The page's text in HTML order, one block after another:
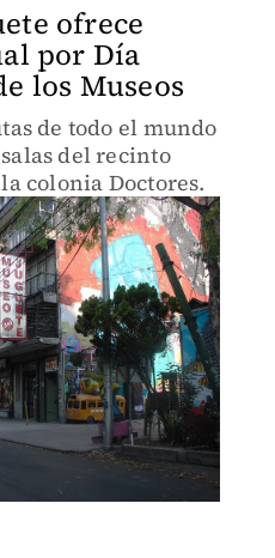
ofrece
por Día
los Museos
de todo el mundo
del recinto
colonia Doctores.